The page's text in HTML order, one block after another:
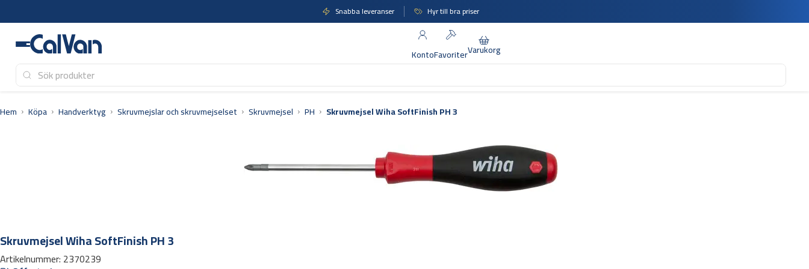
till
Snabba leveranser Hyr till bra priser
KontoFavoriterVarukorg
Hem Köpa Handverktyg Skruvmejslar och skruvmejselset Skruvmejsel PH Skruvmejsel Wiha SoftFinish PH 3
Skruvmejsel Wiha SoftFinish PH 3
Artikelnummer: 2370239